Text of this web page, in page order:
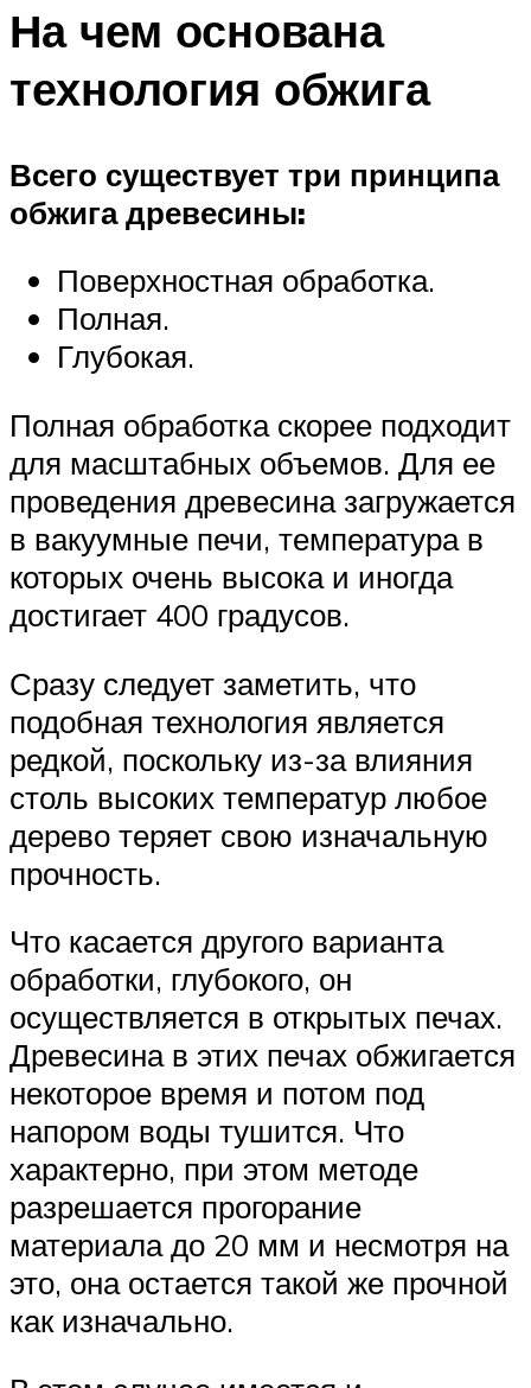
На чем основана
технология обжига
Всего существует три принципа
обжига древесины:
Поверхностная обработка.
Полная.
Глубокая.
Полная обработка скорее подходит
для масштабных объемов. Для ее
проведения древесина загружается
в вакуумные печи, температура в
которых очень высока и иногда
достигает 400 градусов.
Сразу следует заметить, что
подобная технология является
редкой, поскольку из-за влияния
столь высоких температур любое
дерево теряет свою изначальную
прочность.
Что касается другого варианта
обработки, глубокого, он
осуществляется в открытых печах.
Древесина в этих печах обжигается
некоторое время и потом под
напором воды тушится. Что
характерно, при этом методе
разрешается прогорание
материала до 20 мм и несмотря на
это, она остается такой же прочной
как изначально.